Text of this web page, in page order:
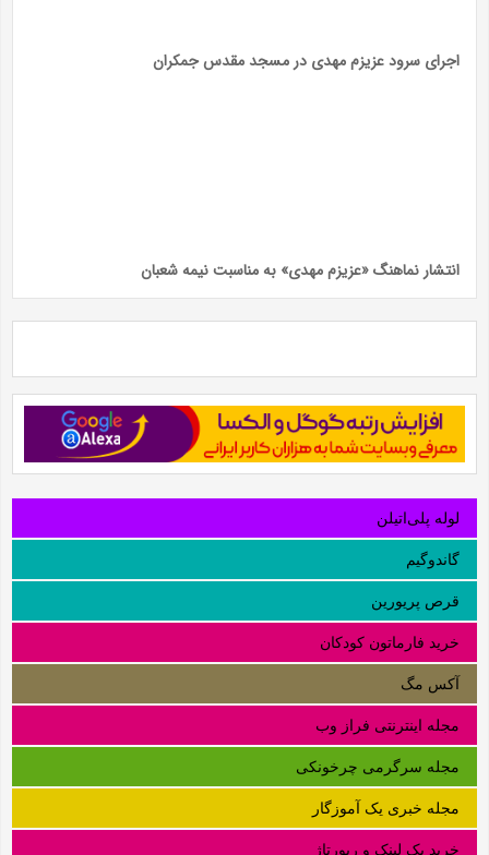
اجرای سرود عزیزم مهدی در مسجد مقدس جمکران
انتشار نماهنگ «عزیزم مهدی» به مناسبت نیمه شعبان
لوله‌ پلی‌اتیلن
گاندوگیم
قرص پریورین
خرید فارماتون کودکان
آکس مگ
مجله اینترنتی فراز وب
مجله سرگرمی چرخونکی
مجله خبری یک آموزگار
خرید بک لینک و رپورتاژ